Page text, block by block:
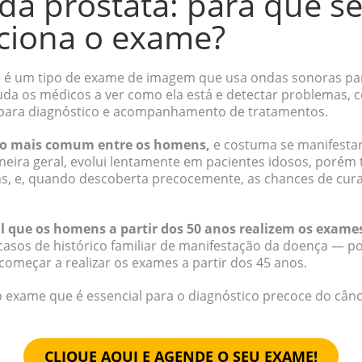
o exame?
é um tipo de exame de imagem que usa ondas sonoras
os médicos a ver como ela está e detectar problemas,
diagnóstico e acompanhamento de tratamentos.
mais comum entre os homens, e costuma se
geral, evolui lentamente em pacientes idosos,
e, quando descoberta precocemente, as chances de
que os homens a partir dos 50 anos realizem os
de histórico familiar de manifestação da doença —
a realizar os exames a partir dos 45 anos.
que é essencial para o diagnóstico precoce do
CLIQUE AQUI E AGENDE O SEU EXAME!